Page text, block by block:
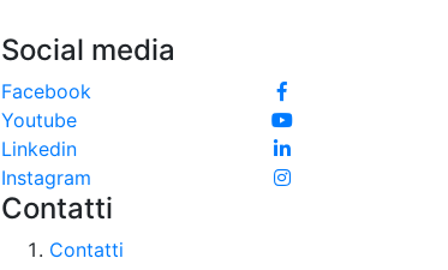
Social media
Facebook
Youtube
Linkedin
Instagram
Contatti
Contatti